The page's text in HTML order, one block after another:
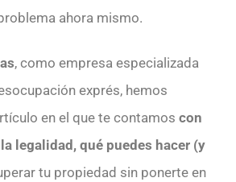
ahora mismo.
, como empresa especializada
exprés, hemos
en el que te contamos con
legalidad, qué puedes hacer (y
tu propiedad sin ponerte en